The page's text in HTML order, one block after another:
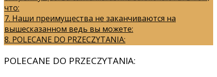
что:
7. Наши преимущества не заканчиваются на
вышесказанном ведь вы можете:
8. POLECANE DO PRZECZYTANIA:
POLECANE DO PRZECZYTANIA: